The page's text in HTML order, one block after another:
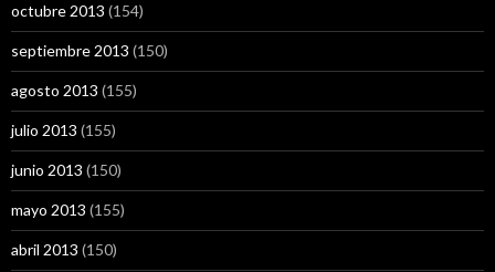
octubre 2013 (154)
septiembre 2013 (150)
agosto 2013 (155)
julio 2013 (155)
junio 2013 (150)
mayo 2013 (155)
abril 2013 (150)